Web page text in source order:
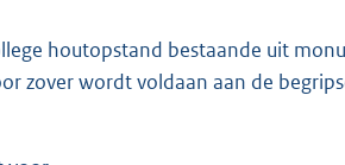
houtopstand bestaande uit
zover wordt voldaan aan de